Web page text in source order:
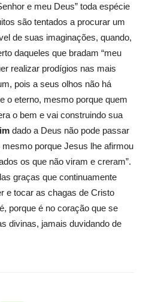
e meu Deus” toda espécie
são tentados a procurar um
de suas imaginações, quando,
daqueles que bradam “meu
realizar prodígios nas mais
pois a seus olhos não há
o eterno, mesmo porque quem
o bem e vai construindo sua
dado a Deus não pode passar
porque Jesus lhe afirmou
os que não viram e creram”.
graças que continuamente
e tocar as chagas de Cristo
porque é no coração que se
divinas, jamais duvidando de